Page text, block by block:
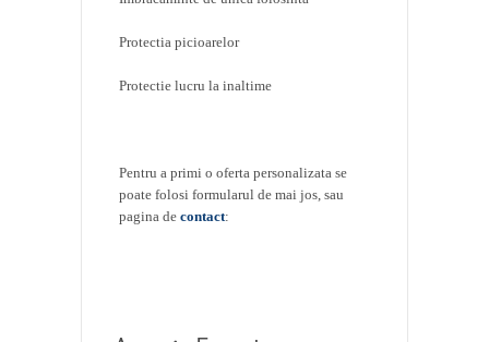
Protectia picioarelor
Protectie lucru la inaltime
Pentru a primi o oferta personalizata se
poate folosi formularul de mai jos, sau
pagina de contact: